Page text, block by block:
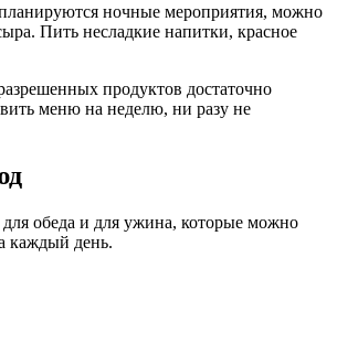
ночные мероприятия, можно
Пить несладкие напитки, красное
продуктов достаточно
меню на неделю, ни разу не
обеда и для ужина, которые можно
каждый день.